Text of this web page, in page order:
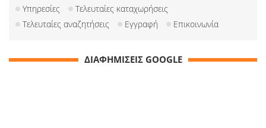
Υπηρεσίες
Τελευταίες καταχωρήσεις
Τελευταίες αναζητήσεις
Εγγραφή Επικοινωνία
ΔΙΑΦΗΜΙΣΕΙΣ GOOGLE